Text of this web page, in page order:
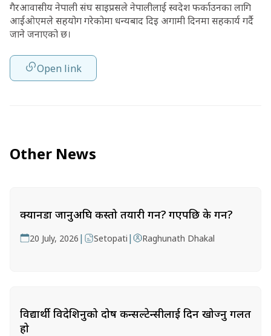
गैरआवासीय नेपाली स‌ंघ साइप्रसले नेपालीलाई स्वदेश फर्काउनका लागि
आईओएमले सहयोग गरेकोमा धन्यबाद दिइ अगामी दिनमा सहकार्य गर्दै
जाने जनाएको छ।
Open link
Other News
क्यानडा जानुअघि कस्तो तयारी गर्ने? गएपछि के गर्ने?
20 July, 2026 | Setopati | Raghunath Dhakal
विद्यार्थी विदेशिनुको दोष कन्सल्टेन्सीलाई दिन खोज्नु गलत
हो